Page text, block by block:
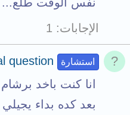
الإجابات
1
استشارة
question
انا كنت باخد
بعد كده بداء